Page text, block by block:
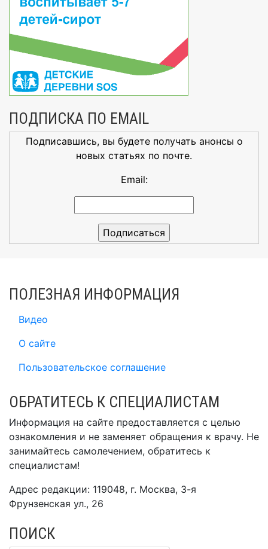
ПОДПИСКА ПО EMAIL
Подписавшись, вы будете получать анонсы о
новых статьях по почте.
Email:
ПОЛЕЗНАЯ ИНФОРМАЦИЯ
Видео
О сайте
Пользовательское соглашение
ОБРАТИТЕСЬ К СПЕЦИАЛИСТАМ
Информация на сайте предоставляется с целью
ознакомления и не заменяет обращения к врачу. Не
занимайтесь самолечением, обратитесь к
специалистам!
Адрес редакции: 119048, г. Москва, 3-я
Фрунзенская ул., 26
ПОИСК